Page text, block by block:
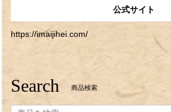
公式サイト
https://imaijihei.com/
Search 商品検索